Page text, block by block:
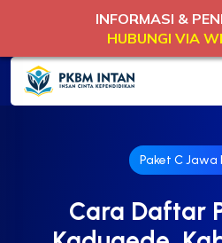
Paket C Jawa
Cara Daftar
INFORMASI &
HUBUNGI VIA